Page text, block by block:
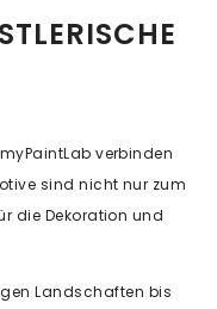
verbinden
sind nicht nur zum
die Dekoration und
Landschaften bis